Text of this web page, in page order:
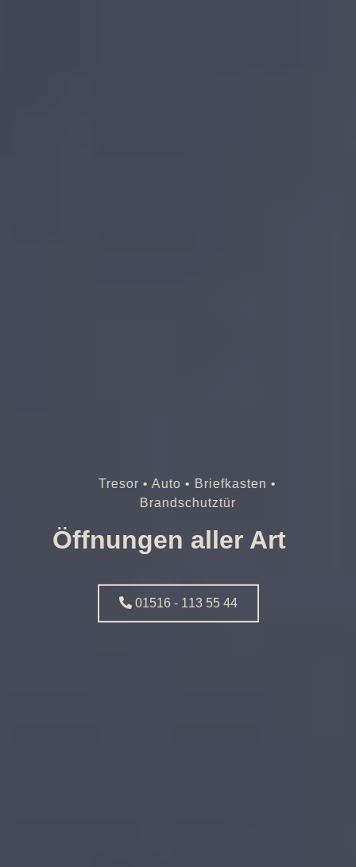
Tresor • Auto • Briefkasten •
Brandschutztür
Öffnungen aller Art
01516 - 113 55 44